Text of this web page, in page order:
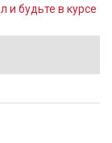
и будьте в курсе